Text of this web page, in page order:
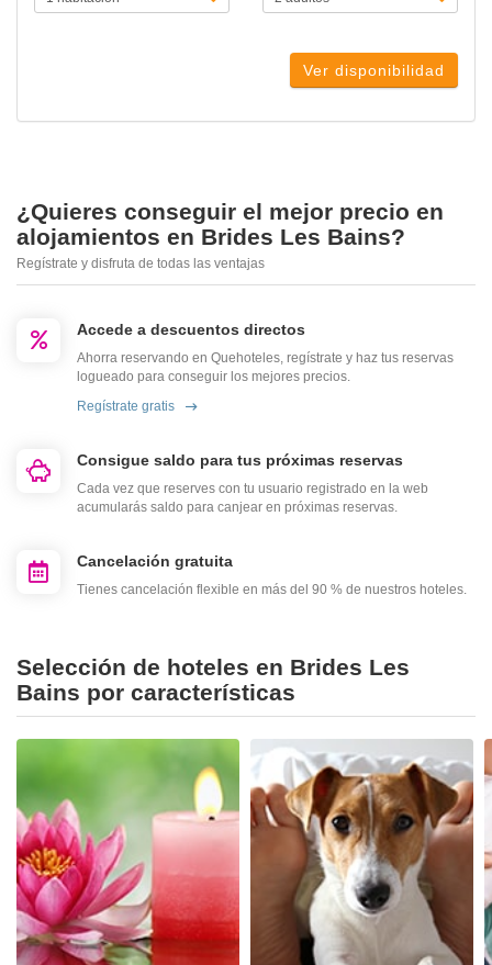
Ver disponibilidad
¿Quieres conseguir el mejor precio en
alojamientos en Brides Les Bains?
Regístrate y disfruta de todas las ventajas
Accede a descuentos directos
Ahorra reservando en Quehoteles, regístrate y haz tus reservas
logueado para conseguir los mejores precios.
Regístrate gratis
Consigue saldo para tus próximas reservas
Cada vez que reserves con tu usuario registrado en la web
acumularás saldo para canjear en próximas reservas.
Cancelación gratuita
Tienes cancelación flexible en más del 90 % de nuestros hoteles.
Selección de hoteles en Brides Les
Bains por características